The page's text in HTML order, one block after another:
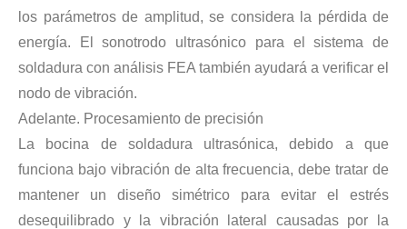
los parámetros de amplitud, se considera la pérdida de
energía. El sonotrodo ultrasónico para el sistema de
soldadura con análisis FEA también ayudará a verificar el
nodo de vibración.
Adelante. Procesamiento de precisión
La bocina de soldadura ultrasónica, debido a que
funciona bajo vibración de alta frecuencia, debe tratar de
mantener un diseño simétrico para evitar el estrés
desequilibrado y la vibración lateral causadas por la